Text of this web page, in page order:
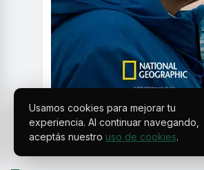
Usamos cookies para mejorar tu
experiencia. Al continuar navegando,
aceptás nuestro uso de cookies.